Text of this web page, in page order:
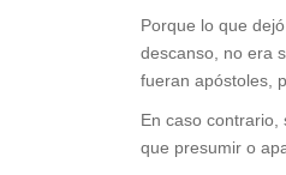
Porque lo que
descanso, no era
fueran apóstoles,
En caso contrario,
que presumir o